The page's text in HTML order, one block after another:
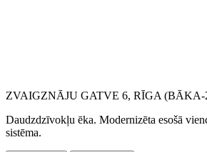
ZVAIGZNĀJU GATVE 6, RĪGA (BĀKA-
Daudzdzīvokļu ēka. Modernizēta esošā
sistēma.